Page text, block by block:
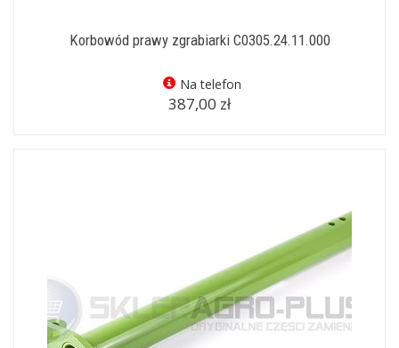
Korbowód prawy zgrabiarki C0305.24.11.000
Na telefon
387,00 zł